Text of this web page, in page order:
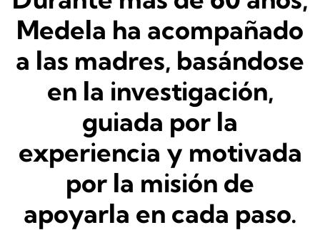
Medela ha acompañado
a las madres, basándose
en la investigación,
guiada por la
experiencia y motivada
por la misión de
apoyarla en cada paso.